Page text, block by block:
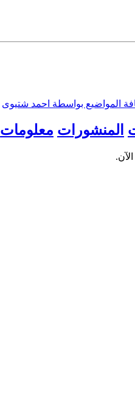
المواضيع بواسطة احمد شتيوى
المنشورات معلومات